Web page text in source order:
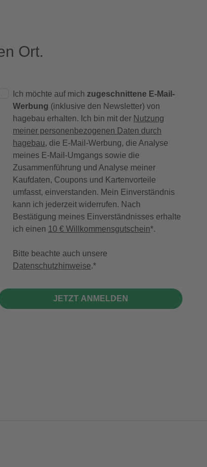
Ort.
Ich möchte auf mich zugeschnittene E-Mail-
Werbung (inklusive den Newsletter) von
hagebau erhalten. Ich bin mit der Nutzung
meiner personenbezogenen Daten durch
hagebau, die E-Mail-Werbung, die Analyse
meines E-Mail-Umgangs sowie die
Zusammenführung und Analyse meiner
Kaufdaten, Coupons und Kartenvorteile
umfasst, einverstanden. Mein Einverständnis
kann ich jederzeit widerrufen. Nach
Bestätigung meines Einverständnisses erhalte
ich einen 10 € Willkommensgutschein*.
Bitte beachte auch unsere
Datenschutzhinweise.
JETZT ANMELDEN